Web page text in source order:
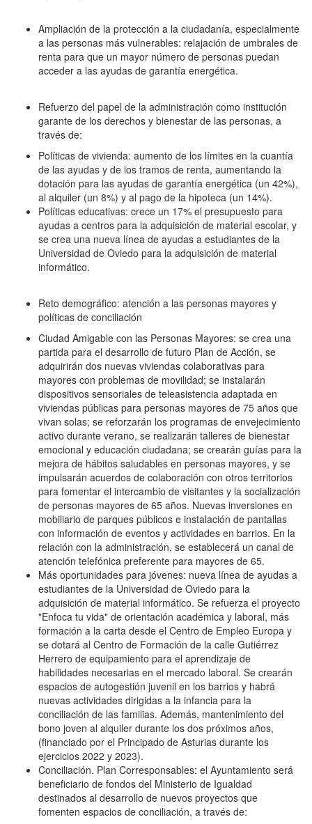
Ampliación de la protección a la ciudadanía, especialmente
a las personas más vulnerables: relajación de umbrales de
renta para que un mayor número de personas puedan
acceder a las ayudas de garantía energética.
Refuerzo del papel de la administración como institución
garante de los derechos y bienestar de las personas, a
través de:
Políticas de vivienda: aumento de los límites en la cuantía
de las ayudas y de los tramos de renta, aumentando la
dotación para las ayudas de garantía energética (un 42%),
al alquiler (un 8%) y al pago de la hipoteca (un 14%).
Políticas educativas: crece un 17% el presupuesto para
ayudas a centros para la adquisición de material escolar, y
se crea una nueva línea de ayudas a estudiantes de la
Universidad de Oviedo para la adquisición de material
informático.
Reto demográfico: atención a las personas mayores y
políticas de conciliación
Ciudad Amigable con las Personas Mayores: se crea una
partida para el desarrollo de futuro Plan de Acción, se
adquirirán dos nuevas viviendas colaborativas para
mayores con problemas de movilidad; se instalarán
dispositivos sensoriales de teleasistencia adaptada en
viviendas públicas para personas mayores de 75 años que
vivan solas; se reforzarán los programas de envejecimiento
activo durante verano, se realizarán talleres de bienestar
emocional y educación ciudadana; se crearán guías para la
mejora de hábitos saludables en personas mayores, y se
impulsarán acuerdos de colaboración con otros territorios
para fomentar el intercambio de visitantes y la socialización
de personas mayores de 65 años. Nuevas inversiones en
mobiliario de parques públicos e instalación de pantallas
con información de eventos y actividades en barrios. En la
relación con la administración, se establecerá un canal de
atención telefónica preferente para mayores de 65.
Más oportunidades para jóvenes: nueva línea de ayudas a
estudiantes de la Universidad de Oviedo para la
adquisición de material informático. Se refuerza el proyecto
"Enfoca tu vida" de orientación académica y laboral, más
formación a la carta desde el Centro de Empleo Europa y
se dotará al Centro de Formación de la calle Gutiérrez
Herrero de equipamiento para el aprendizaje de
habilidades necesarias en el mercado laboral. Se crearán
espacios de autogestión juvenil en los barrios y habrá
nuevas actividades dirigidas a la infancia para la
conciliación de las familias. Además, mantenimiento del
bono joven al alquiler durante los dos próximos años,
(financiado por el Principado de Asturias durante los
ejercicios 2022 y 2023).
Conciliación. Plan Corresponsables: el Ayuntamiento será
beneficiario de fondos del Ministerio de Igualdad
destinados al desarrollo de nuevos proyectos que
fomenten espacios de conciliación, a través de: